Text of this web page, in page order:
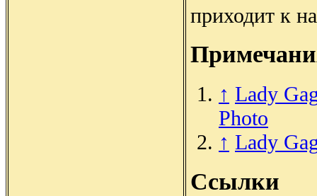
приходит к
↑ Lady
Photo
↑ Lady
Ссылки